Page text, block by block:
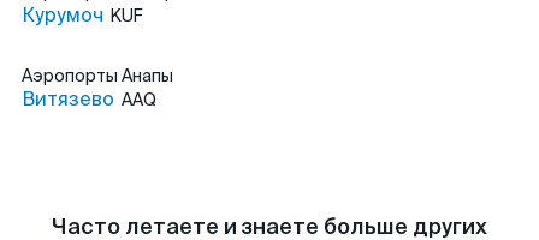
Курумоч KUF
Аэропорты Анапы
Витязево AAQ
Часто летаете и знаете больше других